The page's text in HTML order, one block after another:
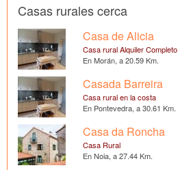
Casas rurales cerca
Casa de Alicia
Casa rural Alquiler Completo
En Morán, a 20.59 Km.
Casada Barreira
Casa rural en la costa
En Pontevedra, a 30.61 Km.
Casa da Roncha
Casa Rural
En Noia, a 27.44 Km.